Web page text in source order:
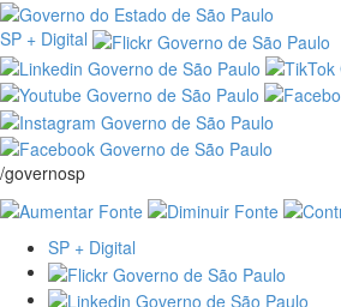
SP + Digital
/governosp
SP + Digital